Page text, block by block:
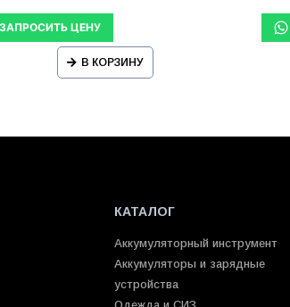
В КОРЗИНУ
КАТАЛОГ
Аккумуляторный инструмент
Аккумуляторы и зарядные
устройства